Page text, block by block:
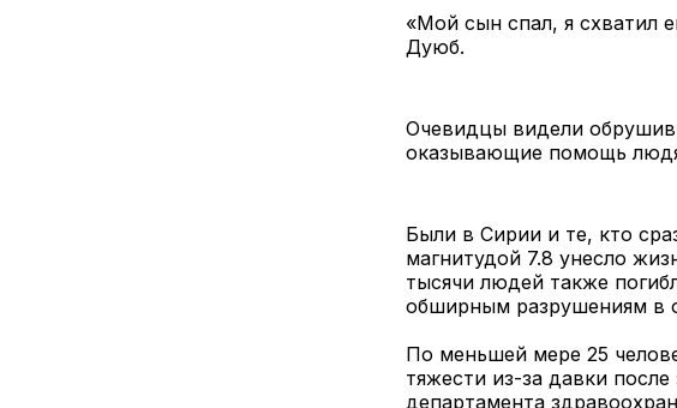
«Мой сын спал, я схватил
Дуюб.
Очевидцы видели
оказывающие помощь
Были в Сирии и те, кто
магнитудой 7.8 унесло
тысячи людей также
обширным разрушениям в
По меньшей мере 25
тяжести из-за давки
департамента